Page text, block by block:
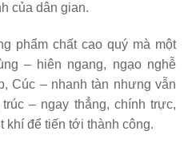
của dân gian.
phẩm chất cao quý mà một
– hiên ngang, ngạo nghễ
Cúc – nhanh tàn nhưng vẫn
– ngay thẳng, chính trực,
khí để tiến tới thành công.